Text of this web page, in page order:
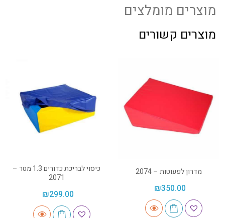
מוצרים מומלצים
מוצרים קשורים
מדרון לפעוטות – 2074
₪350.00
כיסוי לבריכת כדורים 1.3 מטר –
2071
₪299.00